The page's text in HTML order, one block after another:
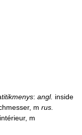
: angl. inside
m rus.
m